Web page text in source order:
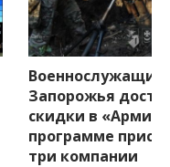
Военнослужащим
Запорожья
скидки в
программе
три компании